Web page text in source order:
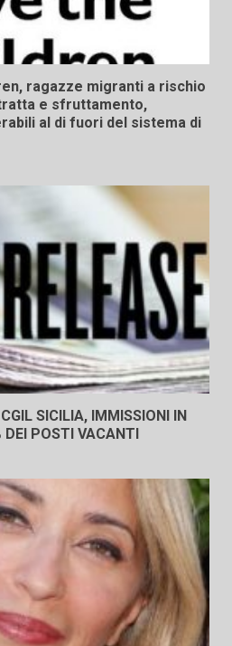
ragazze migranti a rischio
e sfruttamento,
al di fuori del sistema di
SICILIA, IMMISSIONI IN
DEI POSTI VACANTI